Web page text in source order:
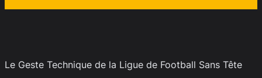
Le Geste Technique de la Ligue de Football Sans Tête